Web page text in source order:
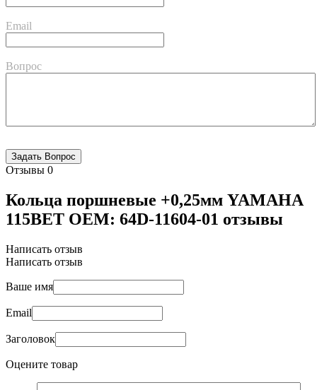
Email
Вопрос
Отзывы 0
Кольца поршневые +0,25мм YAMAHA
115BET OEM: 64D-11604-01 отзывы
Написать отзыв
Написать отзыв
Ваше имя
Email
Заголовок
Оцените товар